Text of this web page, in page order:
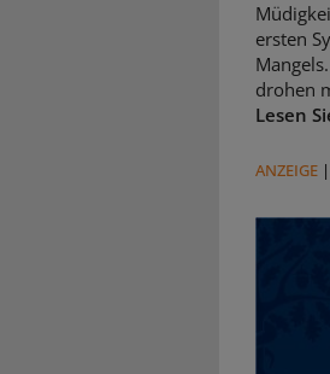
ersten
drohen
Lesen
ANZEIGE |